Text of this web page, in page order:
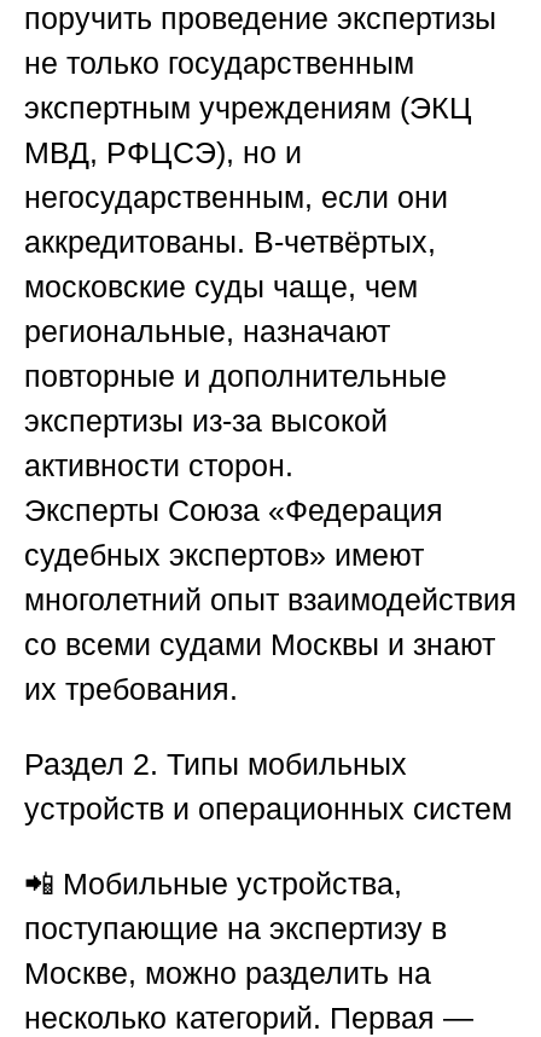
поручить проведение экспертизы
не только государственным
экспертным учреждениям (ЭКЦ
МВД, РФЦСЭ), но и
негосударственным, если они
аккредитованы. В-четвёртых,
московские суды чаще, чем
региональные, назначают
повторные и дополнительные
экспертизы из-за высокой
активности сторон.
Эксперты Союза «Федерация
судебных экспертов» имеют
многолетний опыт взаимодействия
со всеми судами Москвы и знают
их требования.
Раздел 2. Типы мобильных
устройств и операционных систем
📲 Мобильные устройства,
поступающие на экспертизу в
Москве, можно разделить на
несколько категорий. Первая —